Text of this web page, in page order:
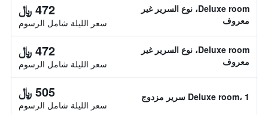
Deluxe room، نوع السرير غير
معروف
472 ﷼
سعر الليلة شامل الرسوم
Deluxe room، نوع السرير غير
معروف
472 ﷼
سعر الليلة شامل الرسوم
Deluxe room، 1 سرير مزدوج 505 ﷼
سعر الليلة شامل الرسوم